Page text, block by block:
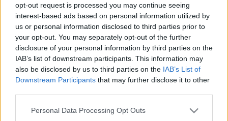
opt-out request is processed you may continue seeing
interest-based ads based on personal information utilized by
us or personal information disclosed to third parties prior to
your opt-out. You may separately opt-out of the further
disclosure of your personal information by third parties on the
IAB’s list of downstream participants. This information may
also be disclosed by us to third parties on the IAB’s List of
Downstream Participants that may further disclose it to other
Please note that this website/app uses one or more Google
Personal Data Processing Opt Outs
Προσθέστε το ΕΘΝΟΣ στη Google
Προσήχθη το βράδυ της Δευτέρας
(01.06.2026), στην Καλλιθέα,
μπασκετμπολίστας τηςΑΕΚκαθώς αρνήθηκε
τον έλεγχο των αστυνομικών.
ΔΙΑΒΑΣΤΕ ΕΠΙΣΗΣ